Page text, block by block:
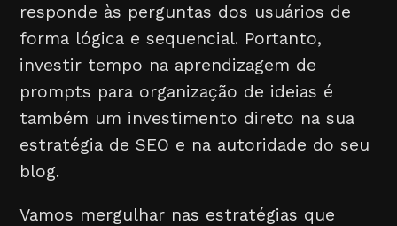
responde às perguntas dos usuários de
forma lógica e sequencial. Portanto,
investir tempo na aprendizagem de
prompts para organização de ideias é
também um investimento direto na sua
estratégia de SEO e na autoridade do seu
blog.
Vamos mergulhar nas estratégias que